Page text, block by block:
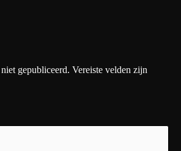
gepubliceerd. Vereiste velden zijn